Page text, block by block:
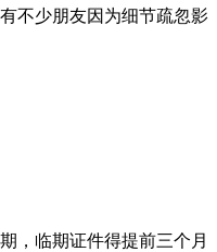
不少朋友因为细节疏忽影
，临期证件得提前三个月